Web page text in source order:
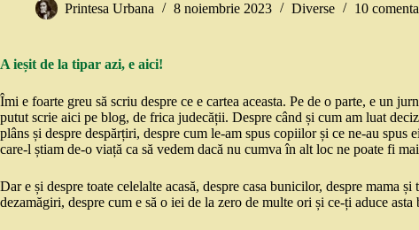
Printesa Urbana 8 noiembrie 2023 Diverse 10
A ieșit de la tipar azi, e aici!
Îmi e foarte greu să scriu despre ce e cartea aceasta. Pe de o parte, e un
putut scrie aici pe blog, de frica judecății. Despre când și cum am luat
plâns și despre despărțiri, despre cum le-am spus copiilor și ce ne-au spus
care-l știam de-o viață ca să vedem dacă nu cumva în alt loc ne poate fi
Dar e și despre toate celelalte acasă, despre casa bunicilor, despre mama
dezamăgiri, despre cum e să o iei de la zero de multe ori și ce-ți aduce asta